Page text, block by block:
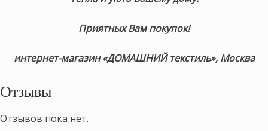
Приятных Вам покупок!
интернет-магазин «ДОМАШНИЙ текстиль», Москва
Отзывы
Отзывов пока нет.